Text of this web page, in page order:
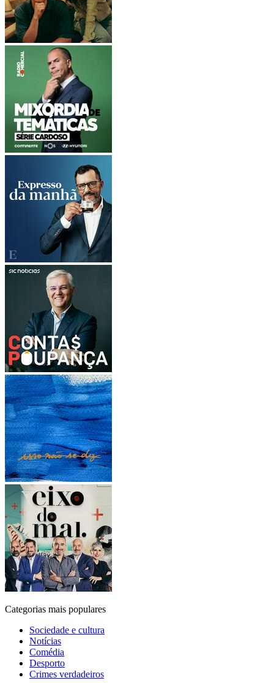
Categorias mais populares
Sociedade e cultura
Notícias
Comédia
Desporto
Crimes verdadeiros